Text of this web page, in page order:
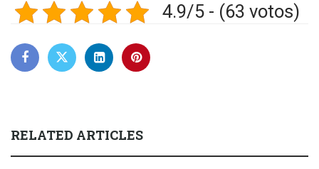
4.9/5 - (63 votos)
RELATED ARTICLES